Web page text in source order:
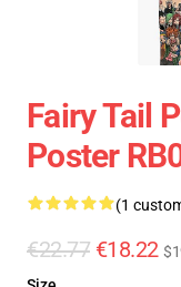
Fairy Tail
Poster
(1
€22.77 €18.22